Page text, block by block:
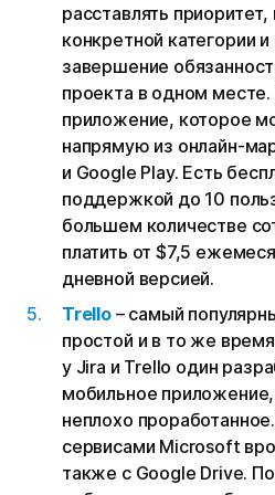
расставлять
конкретной категории
завершение
проекта в одном
приложение, которое
напрямую из онлайн-
и Google Play. Есть
поддержкой до 10
большем количестве
платить от $7,5
дневной версией.
Trello – самый
простой и в то же
у Jira и Trello один
мобильное
неплохо
сервисами Microsoft
также с Google Drive.